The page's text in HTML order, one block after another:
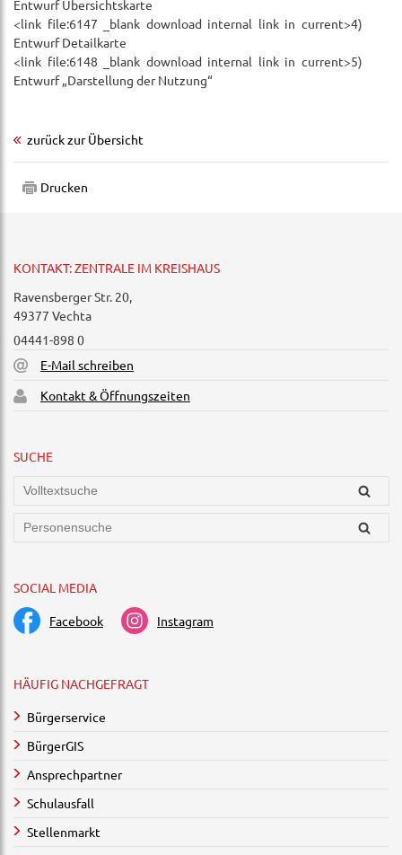
Entwurf Übersichtskarte
<link file:6147 _blank download internal link in current>4)
Entwurf Detailkarte
<link file:6148 _blank download internal link in current>5)
Entwurf „Darstellung der Nutzung“
zurück zur Übersicht
Drucken
KONTAKT: ZENTRALE IM KREISHAUS
Ravensberger Str. 20,
49377 Vechta
04441-898 0
E-Mail schreiben
Kontakt & Öffnungszeiten
SUCHE
SOCIAL MEDIA
Facebook Instagram
HÄUFIG NACHGEFRAGT
Bürgerservice
BürgerGIS
Ansprechpartner
Schulausfall
Stellenmarkt